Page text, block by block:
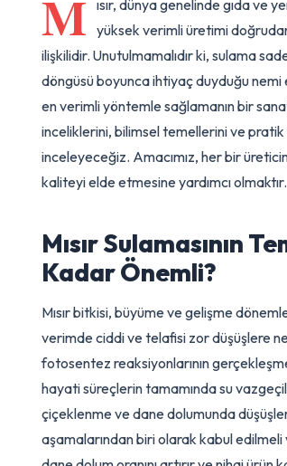
M ısır, dünya genelinde
yüksek verimli üretimi
ilişkilidir. Unutulmamalıdır ki,
döngüsü boyunca ihtiyaç duyduğu
en verimli yöntemle sağlamanın bir
inceliklerini, bilimsel temellerini ve
inceleyeceğiz. Amacımız, her bir
Mısır
Kadar Önemli?
Mısır bitkisi, büyüme ve gelişme
verimde ciddi ve telafisi zor
fotosentez reaksiyonlarının
hayati süreçlerin tamamında su
çiçeklenme ve dane dolumunda